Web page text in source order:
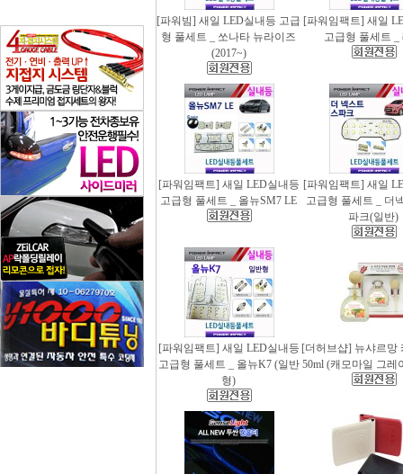
[파워빔] 새일 LED실내등 고급
형 풀세트 _ 쏘나타 뉴라이즈
(2017~)
[파워임팩트] 새일
고급형 풀세트 _
[파워임팩트] 새일 LED실내등
고급형 풀세트 _ 올뉴SM7 LE
[파워임팩트] 새일
고급형 풀세트 _ 더
파크(일반)
[파워임팩트] 새일 LED실내등
고급형 풀세트 _ 올뉴K7 (일반
형)
[더허브샵] 뉴샤르망
50ml (캐모마일 그레